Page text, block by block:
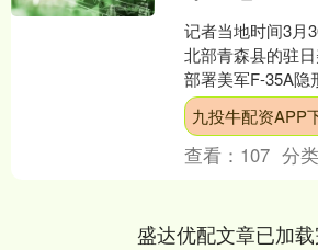
记者当地时间3月
北部青森县的驻
部署美军F-35A隐
对F-16战斗机的更
3....
九投牛配资APP
查看： 107 分
盛达优配文章已加